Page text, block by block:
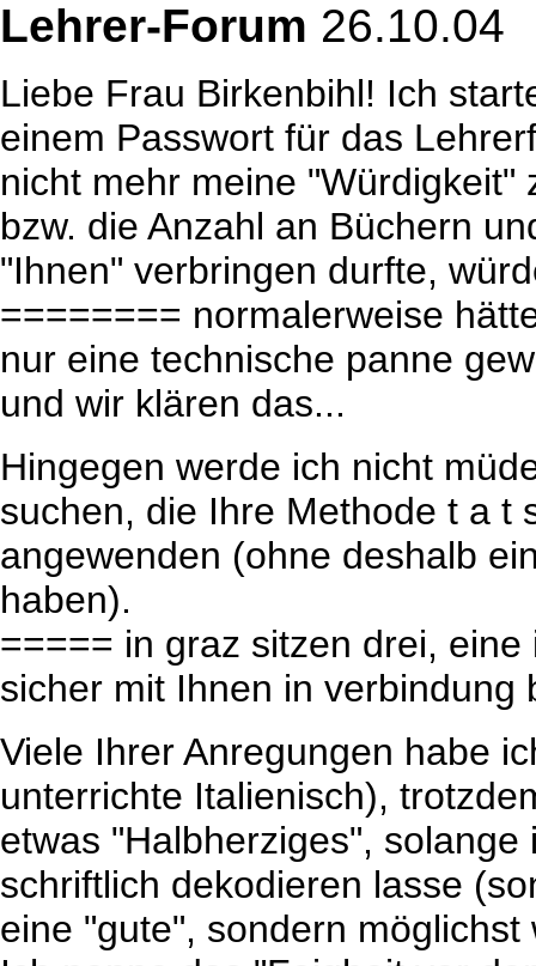
Lehrer-Forum 26.10.04
Liebe Frau Birkenbihl! Ich
einem Passwort für das
nicht mehr meine
bzw. die Anzahl an Büchern
"Ihnen" verbringen durfte,
======== normalerweise
nur eine technische panne
und wir klären das...
Hingegen werde ich nicht
suchen, die Ihre Methode t a t
angewenden (ohne deshalb
haben).
===== in graz sitzen drei,
sicher mit Ihnen in verbindung
Viele Ihrer Anregungen habe
unterrichte Italienisch),
etwas "Halbherziges",
schriftlich dekodieren lasse
eine "gute", sondern